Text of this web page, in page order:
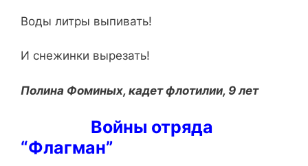
Воды литры выпивать!
И снежинки вырезать!
Полина Фоминых, кадет флотилии, 9 лет
Войны отряда
“Флагман”